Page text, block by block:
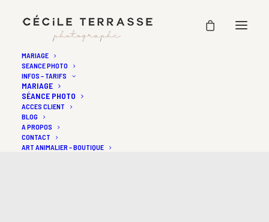
MARIAGE
SEANCE PHOTO
INFOS – TARIFS
MARIAGE
SÉANCE PHOTO
ACCES CLIENT
BLOG
A PROPOS
CONTACT
ART ANIMALIER – BOUTIQUE